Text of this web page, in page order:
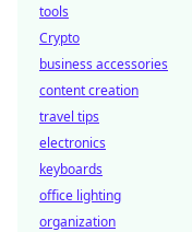
tools
Crypto
business accessories
content creation
travel tips
electronics
keyboards
office lighting
organization